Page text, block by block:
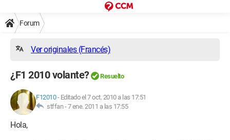
Forum
Ver originales (Francés)
¿F1 2010 volante? Resuelto
F12010- Editado el 7 oct. 2010 a las 17:51
stffan -7 ene. 2011 a las 17:55
Hola,